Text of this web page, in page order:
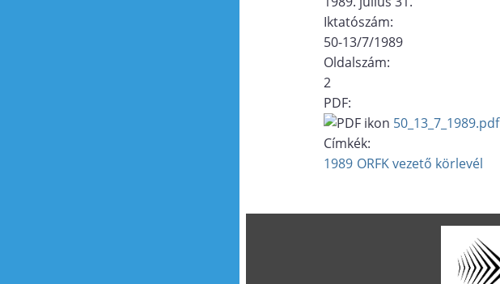
Iktatószám:
50-13/7/1989
Oldalszám:
2
PDF:
50_13_7_1989.pdf
Címkék:
1989 ORFK vezető körlevél